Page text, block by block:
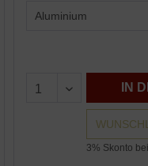
IN
3% Skonto